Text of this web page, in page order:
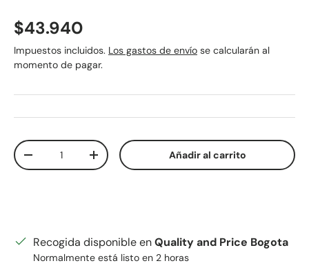
Precio normal
$43.940
Impuestos incluidos. Los gastos de envío se calcularán al
momento de pagar.
Cant.
Disminuir cantidadAumentar la cantidadAñadir al carrito
Recogida disponible enQuality and Price Bogota
Normalmente está listo en 2 horas